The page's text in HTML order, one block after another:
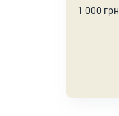
1 000 грн